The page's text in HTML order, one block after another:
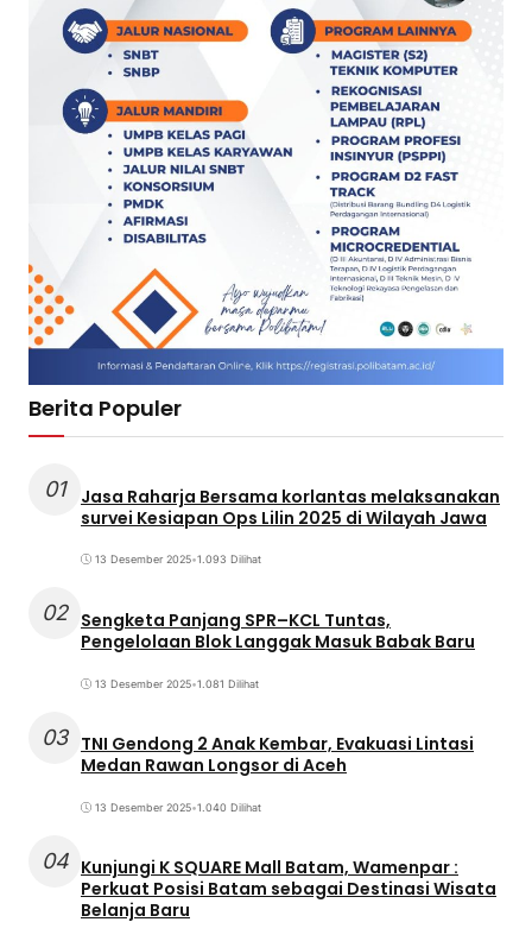
Berita Populer
01
Jasa Raharja Bersama korlantas melaksanakan
survei Kesiapan Ops Lilin 2025 di Wilayah Jawa
13 Desember 2025•1.093 Dilihat
02 Sengketa Panjang SPR–KCL Tuntas,
Pengelolaan Blok Langgak Masuk Babak Baru
13 Desember 2025•1.081 Dilihat
03 TNI Gendong 2 Anak Kembar, Evakuasi Lintasi
Medan Rawan Longsor di Aceh
13 Desember 2025•1.040 Dilihat
04 Kunjungi K SQUARE Mall Batam, Wamenpar :
Perkuat Posisi Batam sebagai Destinasi Wisata
Belanja Baru